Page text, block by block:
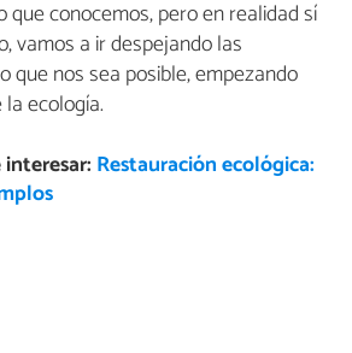
que conocemos, pero en realidad sí
vamos a ir despejando las
que nos sea posible, empezando
ecología.
Restauración ecológica: